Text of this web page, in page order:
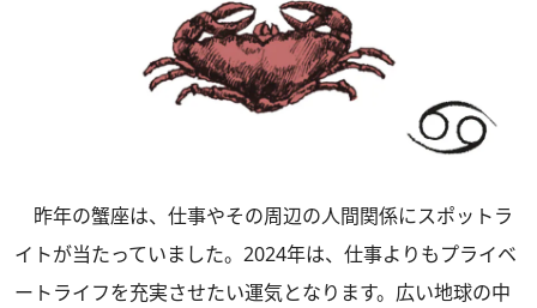
昨年の蟹座は、仕事やその周辺の人間関係にスポットラ
イトが当たっていました。2024年は、仕事よりもプライベ
ートライフを充実させたい運気となります。広い地球の中